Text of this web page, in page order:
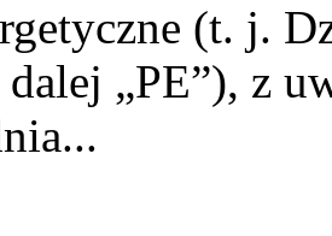
(t. j.
„PE”), z